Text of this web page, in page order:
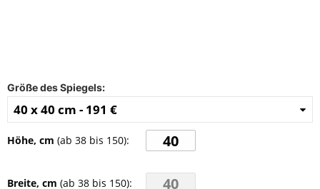
Größe des Spiegels:
40 x 40 cm - 191 €
Höhe, cm (ab 38 bis 150):
Breite, cm (ab 38 bis 150):